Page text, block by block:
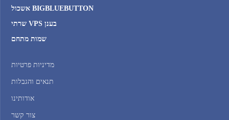
אשכול BIGBLUEBUTTON
שרתי VPS בענן
שמות מתחם
מדיניות פרטיות
תנאים והגבלות
אודותינו
צור קשר